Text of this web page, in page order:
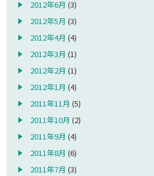
2012年6月 (3)
2012年5月 (3)
2012年4月 (4)
2012年3月 (1)
2012年2月 (1)
2012年1月 (4)
2011年11月 (5)
2011年10月 (2)
2011年9月 (4)
2011年8月 (6)
2011年7月 (3)